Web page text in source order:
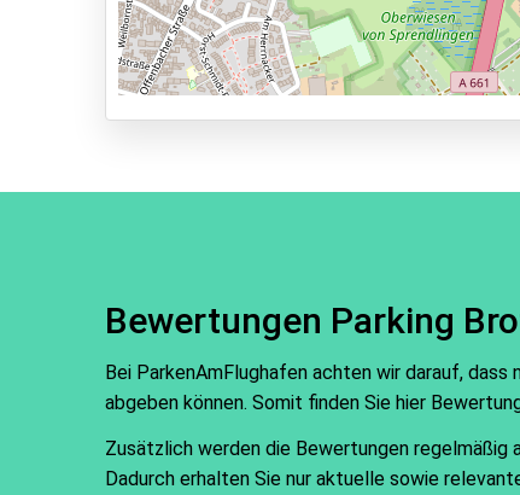
Bewertungen Parking
Bei ParkenAmFlughafen achten wir darauf,
abgeben können. Somit finden Sie hier
Zusätzlich werden die Bewertungen regelmäßig
Dadurch erhalten Sie nur aktuelle sowie